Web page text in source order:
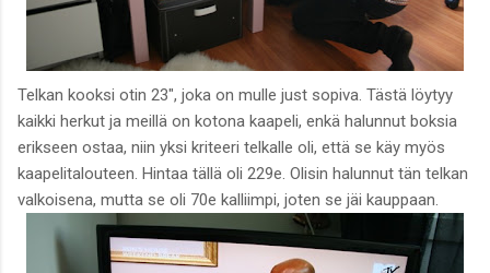
Telkan kooksi otin 23", joka on mulle just sopiva. Tästä löytyy
kaikki herkut ja meillä on kotona kaapeli, enkä halunnut boksia
erikseen ostaa, niin yksi kriteeri telkalle oli, että se käy myös
kaapelitalouteen. Hintaa tällä oli 229e. Olisin halunnut tän telkan
valkoisena, mutta se oli 70e kalliimpi, joten se jäi kauppaan.